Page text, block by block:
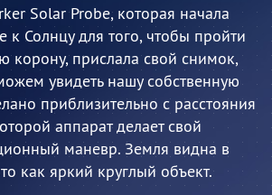
Solar Probe, которая начала
к Солнцу для того, чтобы пройти
корону, прислала свой снимок,
увидеть нашу собственную
приблизительно с расстояния
аппарат делает свой
маневр. Земля видна в
как яркий круглый объект.